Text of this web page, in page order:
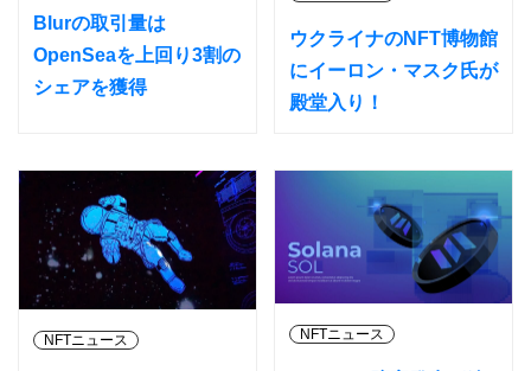
Blurの取引量は
OpenSeaを上回り3割の
シェアを獲得
ウクライナのNFT博物館
にイーロン・マスク氏が
殿堂入り！
NFTニュース NFTニュース